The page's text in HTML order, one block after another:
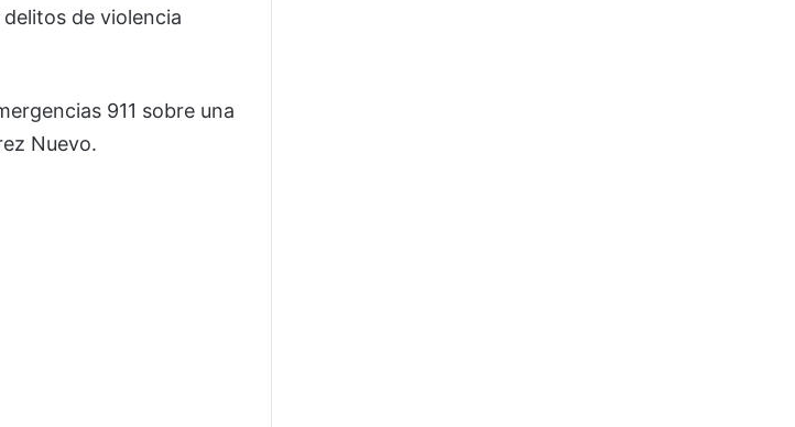
de violencia
911 sobre una
Nuevo.